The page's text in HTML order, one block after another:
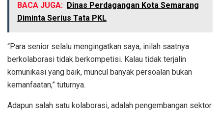
BACA JUGA: Dinas Perdagangan Kota Semarang
Diminta Serius Tata PKL
“Para senior selalu mengingatkan saya, inilah saatnya
berkolaborasi tidak berkompetisi. Kalau tidak terjalin
komunikasi yang baik, muncul banyak persoalan bukan
kemanfaatan,” tuturnya.
Adapun salah satu kolaborasi, adalah pengembangan sektor